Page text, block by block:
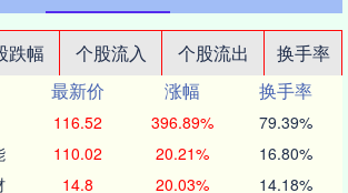
跌幅 个股流入 个股流出
换手率
最新价 涨幅
换手率
116.52 396.89% 79.39%
110.02 20.21% 16.80%
14.8 20.03% 14.18%